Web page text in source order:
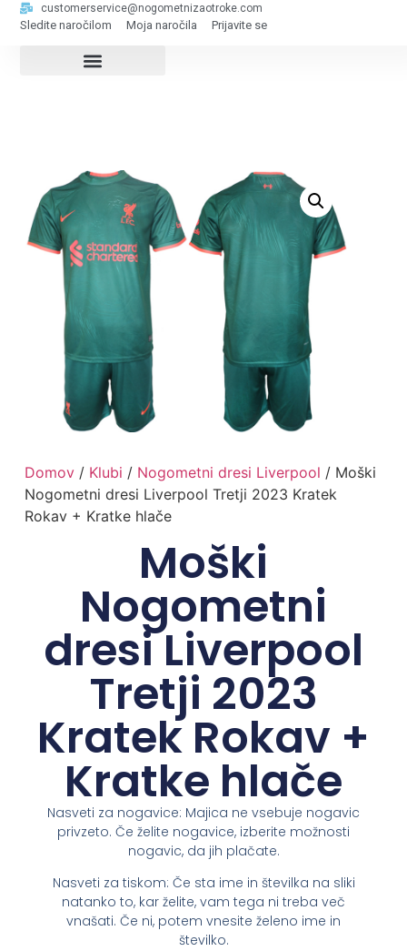
customerservice@nogometnizaotroke.com
Sledite naročilom Moja naročila Prijavite se
Domov/ Klubi / Nogometni dresi Liverpool / Moški
Nogometni dresi Liverpool Tretji 2023 Kratek
Rokav + Kratke hlače
Moški
Nogometni
dresi Liverpool
Tretji 2023
Kratek Rokav +
Kratke hlače
Nasveti za nogavice: Majica ne vsebuje nogavic
privzeto. Če želite nogavice, izberite možnosti
nogavic, da jih plačate.
Nasveti za tiskom: Če sta ime in številka na sliki
natanko to, kar želite, vam tega ni treba več
vnašati. Če ni, potem vnesite želeno ime in
številko.